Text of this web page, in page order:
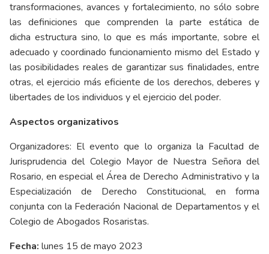
transformaciones, avances y fortalecimiento, no sólo sobre
las definiciones que comprenden la parte estática de
dicha estructura sino, lo que es más importante, sobre el
adecuado y coordinado funcionamiento mismo del Estado y
las posibilidades reales de garantizar sus finalidades, entre
otras, el ejercicio más eficiente de los derechos, deberes y
libertades de los individuos y el ejercicio del poder.
Aspectos organizativos
Organizadores: El evento que lo organiza la Facultad de
Jurisprudencia del Colegio Mayor de Nuestra Señora del
Rosario, en especial el Área de Derecho Administrativo y la
Especialización de Derecho Constitucional, en forma
conjunta con la Federación Nacional de Departamentos y el
Colegio de Abogados Rosaristas.
Fecha: lunes 15 de mayo 2023